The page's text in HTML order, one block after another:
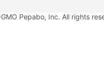
Pepabo, Inc. All rights